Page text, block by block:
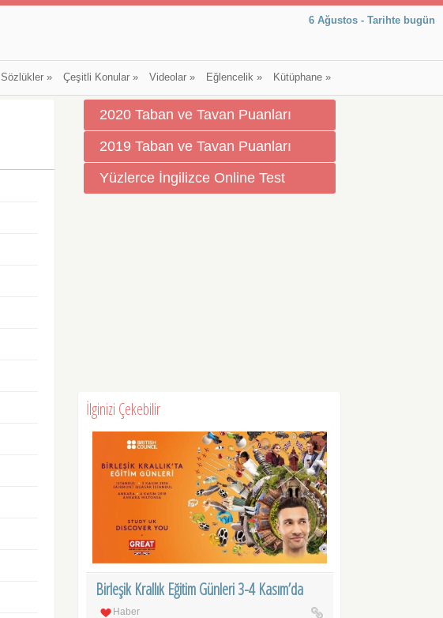
6 Ağustos - Tarihte bugün
Sözlükler» Çeşitli Konular» Videolar» Eğlencelik» Kütüphane»
2020 Taban ve Tavan Puanları
2019 Taban ve Tavan Puanları
Yüzlerce İngilizce Online Test
İlginizi Çekebilir
Birleşik Krallık Eğitim Günleri 3-4 Kasım’da
Haber